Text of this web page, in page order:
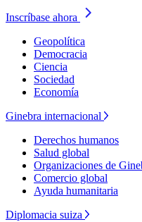
Inscríbase ahora
Geopolítica
Democracia
Ciencia
Sociedad
Economía
Ginebra internacional
Derechos humanos
Salud global
Organizaciones de
Comercio global
Ayuda humanitaria
Diplomacia suiza